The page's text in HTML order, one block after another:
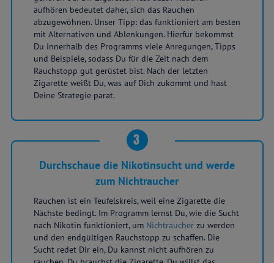
aufhören bedeutet daher, sich das Rauchen
abzugewöhnen. Unser Tipp: das funktioniert am besten
mit Alternativen und Ablenkungen. Hierfür bekommst
Du innerhalb des Programms viele Anregungen, Tipps
und Beispiele, sodass Du für die Zeit nach dem
Rauchstopp gut gerüstet bist. Nach der letzten
Zigarette weißt Du, was auf Dich zukommt und hast
Deine Strategie parat.
3
Durchschaue die Nikotinsucht und werde
zum Nichtraucher
Rauchen ist ein Teufelskreis, weil eine Zigarette die
Nächste bedingt. Im Programm lernst Du, wie die Sucht
nach Nikotin funktioniert, um Nichtraucherzu werden
und den endgültigen Rauchstopp zu schaffen. Die
Sucht redet Dir ein, Du kannst nicht aufhören zu